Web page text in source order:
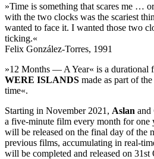
»Time is something that scares me …
with the two clocks was the scariest
wanted to face it. I wanted those two
ticking.«
Felix González-Torres, 1991
»12 Months — A Year« is a durational
WERE ISLANDS made as part of
time«.
Starting in November 2021, Aslan and
a five-minute film every month for one
will be released on the final day of the
previous films, accumulating in real-
will be completed and released on 31st